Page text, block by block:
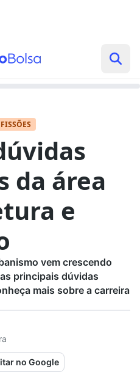
da área
e
vem crescendo
principais dúvidas
mais sobre a carreira
no Google